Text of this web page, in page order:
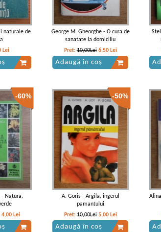
naturale de
Lei
George M. Gheorghe - O cura de
sanatate la domiciliu
Pret:10,00Lei 6,50 Lei
Adaugă în coș
-60%
- Natura,
4,00 Lei
-50%
A. Goris - Argila, ingerul
pamantului
Pret:10,00Lei 5,00 Lei
Adaugă în coș